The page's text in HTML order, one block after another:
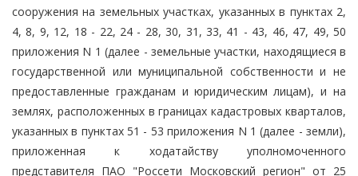
сооружения на земельных участках, указанных в пунктах 2,
4, 8, 9, 12, 18 - 22, 24 - 28, 30, 31, 33, 41 - 43, 46, 47, 49, 50
приложения N 1 (далее - земельные участки, находящиеся в
государственной или муниципальной собственности и не
предоставленные гражданам и юридическим лицам), и на
землях, расположенных в границах кадастровых кварталов,
указанных в пунктах 51 - 53 приложения N 1 (далее - земли),
приложенная к ходатайству уполномоченного
представителя ПАО "Россети Московский регион" от 25